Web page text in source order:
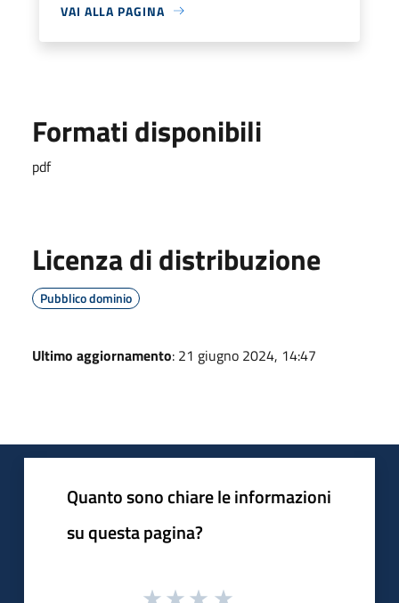
VAI ALLA PAGINA
Formati disponibili
pdf
Licenza di distribuzione
Pubblico dominio
Ultimo aggiornamento: 21 giugno 2024, 14:47
Quanto sono chiare le informazioni
su questa pagina?